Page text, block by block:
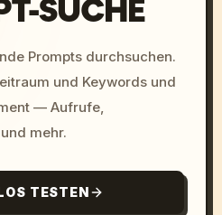
SUCHE
Prompts durchsuchen.
und Keywords und
— Aufrufe,
mehr.
TESTEN